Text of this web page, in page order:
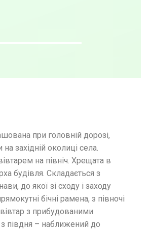
при головній дорозі,
на західній околиці села.
на північ. Хрещата в
будівля. Складається з
до якої зі сходу і заходу
бічні рамена, з півночі
з прибудованими
півдня – наближений до